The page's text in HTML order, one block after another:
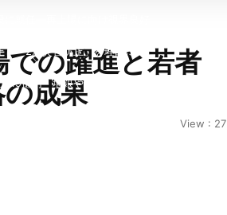
「2次災害防止」を理由に
億円 地銀やノンバンクにも影響拡大
の躍進と若者
成果
View : 27